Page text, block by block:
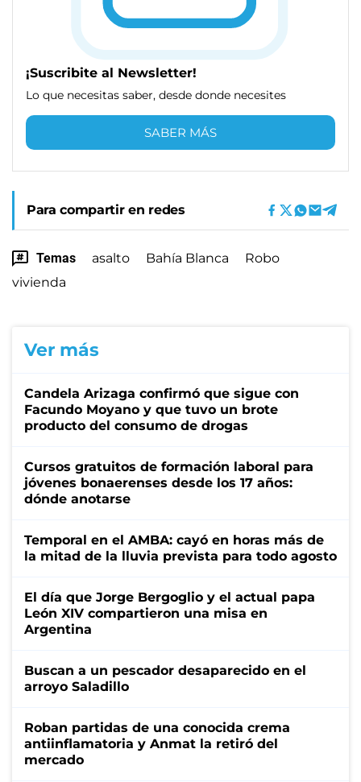
¡Suscribite al Newsletter!
Lo que necesitas saber, desde donde necesites
SABER MÁS
Para compartir en redes
Temas asalto Bahía Blanca
Robo
vivienda
Ver más
Candela Arizaga confirmó que sigue con
Facundo Moyano y que tuvo un brote
producto del consumo de drogas
Cursos gratuitos de formación laboral para
jóvenes bonaerenses desde los 17 años:
dónde anotarse
Temporal en el AMBA: cayó en horas más de
la mitad de la lluvia prevista para todo agosto
El día que Jorge Bergoglio y el actual papa
León XIV compartieron una misa en
Argentina
Buscan a un pescador desaparecido en el
arroyo Saladillo
Roban partidas de una conocida crema
antiinflamatoria y Anmat la retiró del
mercado